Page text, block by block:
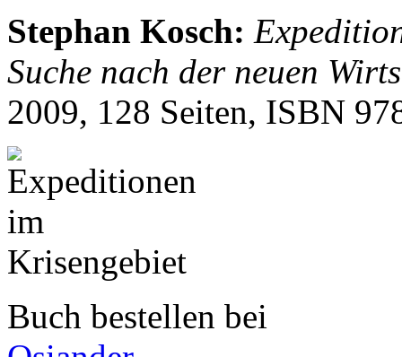
Stephan Kosch:
Suche nach der neuen
2009, 128 Seiten, ISBN
Buch bestellen bei